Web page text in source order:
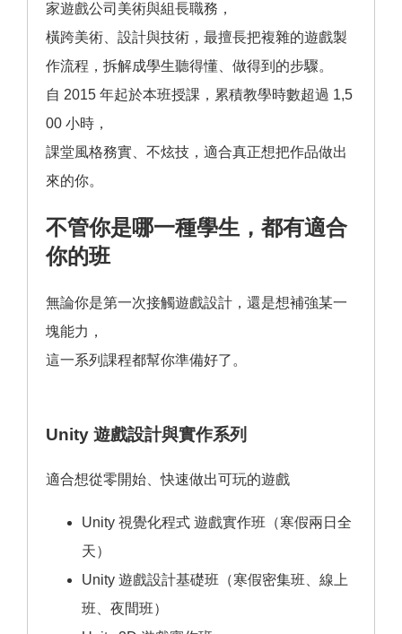
家遊戲公司美術與組長職務，
橫跨美術、設計與技術，最擅長把複雜的遊戲製
作流程，拆解成學生聽得懂、做得到的步驟。
自 2015 年起於本班授課，累積教學時數超過 1,5
00 小時，
課堂風格務實、不炫技，適合真正想把作品做出
來的你。
不管你是哪一種學生，都有適合
你的班
無論你是第一次接觸遊戲設計，還是想補強某一
塊能力，
這一系列課程都幫你準備好了。
Unity 遊戲設計與實作系列
適合想從零開始、快速做出可玩的遊戲
Unity 視覺化程式 遊戲實作班（寒假兩日全
天）
Unity 遊戲設計基礎班（寒假密集班、線上
班、夜間班）